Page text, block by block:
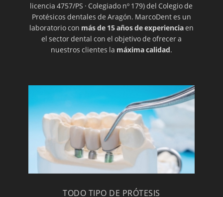
Higiene dental
Ortodoncia transparente
Implantes
Laboratorio de prótesis dentales en Zaragoza
Limpieza bucal
Macroglasia
Maloclusion
Método Gerber para elección de prótesis
licencia 4757/PS · Colegiado nº 179) del Colegio de
Protésicos dentales de Aragón. MarcoDent es un
laboratorio con más de 15 años de experienciaen
el sector dental con el objetivo de ofrecer a
nuestros clientes la máxima calidad.
TODO TIPO DE PRÓTESIS